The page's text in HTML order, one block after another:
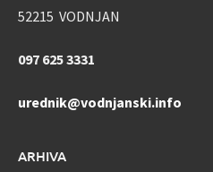
52215 VODNJAN
097 625 3331
urednik@vodnjanski.info
ARHIVA